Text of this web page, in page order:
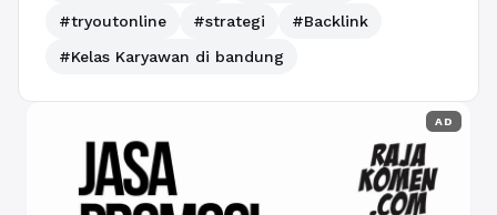
#tryoutonline
#strategi
#Backlink
#Kelas Karyawan di bandung
AD